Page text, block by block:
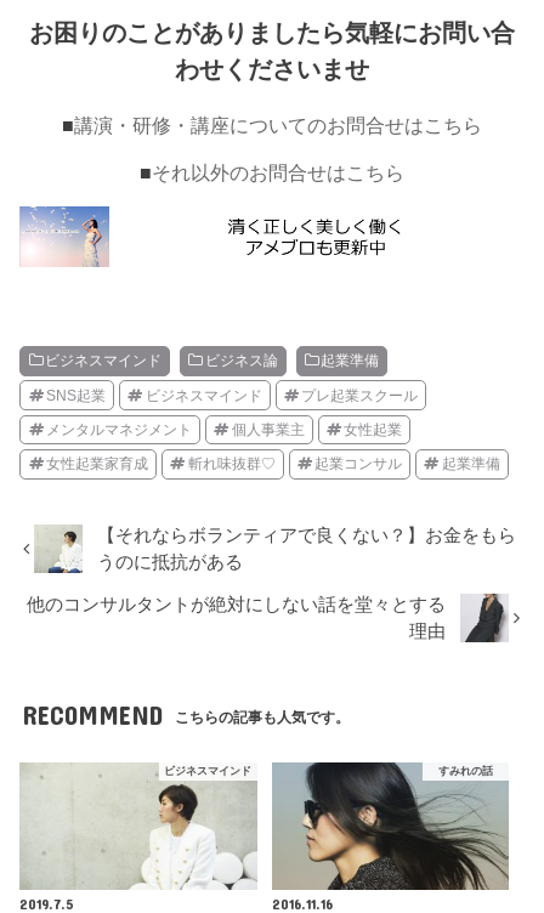
お困りのことがありましたら気軽にお問い合
わせくださいませ
■講演・研修・講座についてのお問合せはこちら
■それ以外のお問合せはこちら
ビジネスマインド ビジネス論 起業準備
SNS起業 ビジネスマインド プレ起業スクール
メンタルマネジメント 個人事業主 女性起業
女性起業家育成 斬れ味抜群♡ 起業コンサル 起業準備
【それならボランティアで良くない？】お金をもら
うのに抵抗がある
他のコンサルタントが絶対にしない話を堂々とする
理由
RECOMMEND こちらの記事も人気です。
ビジネスマインド
2019.7.5
すみれの話
2016.11.16